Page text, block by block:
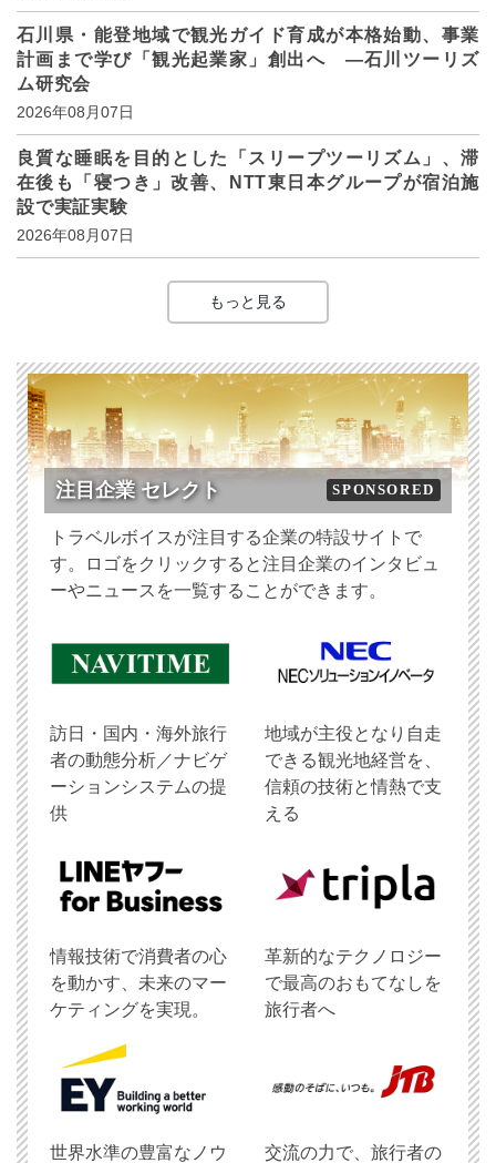
石川県・能登地域で観光ガイド育成が本格始動、事業
計画まで学び「観光起業家」創出へ ―石川ツーリズ
ム研究会
2026年08月07日
良質な睡眠を目的とした「スリープツーリズム」、滞
在後も「寝つき」改善、NTT東日本グループが宿泊施
設で実証実験
2026年08月07日
もっと見る
注目企業 セレクト SPONSORED
トラベルボイスが注目する企業の特設サイトで
す。ロゴをクリックすると注目企業のインタビュ
ーやニュースを一覧することができます。
訪日・国内・海外旅行
者の動態分析／ナビゲ
ーションシステムの提
供
地域が主役となり自走
できる観光地経営を、
信頼の技術と情熱で支
える
情報技術で消費者の心
を動かす、未来のマー
ケティングを実現。
革新的なテクノロジー
で最高のおもてなしを
旅行者へ
世界水準の豊富なノウ 交流の力で、旅行者の